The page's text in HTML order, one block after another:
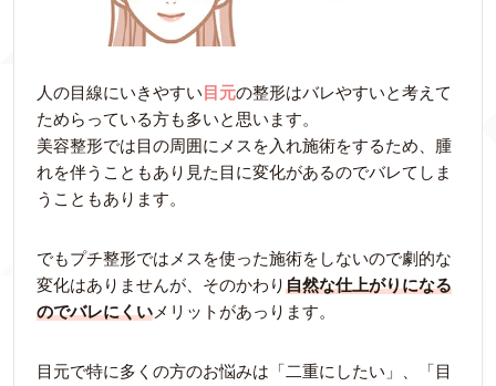
人の目線にいきやすい 目元の整形はバレやすいと考えて
ためらっている方も多いと思います。
美容整形では目の周囲にメスを入れ施術をするため、腫
れを伴うこともあり見た目に変化があるのでバレてしま
うこともあります。
でもプチ整形ではメスを使った施術をしないので劇的な
変化はありませんが、そのかわり自然な仕上がりになる
のでバレにくい メリットがあっります。
目元で特に多くの方のお悩みは「二重にしたい」、「目